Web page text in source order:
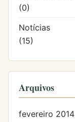
(0)
Notícias
(15)
Arquivos
fevereiro 2014